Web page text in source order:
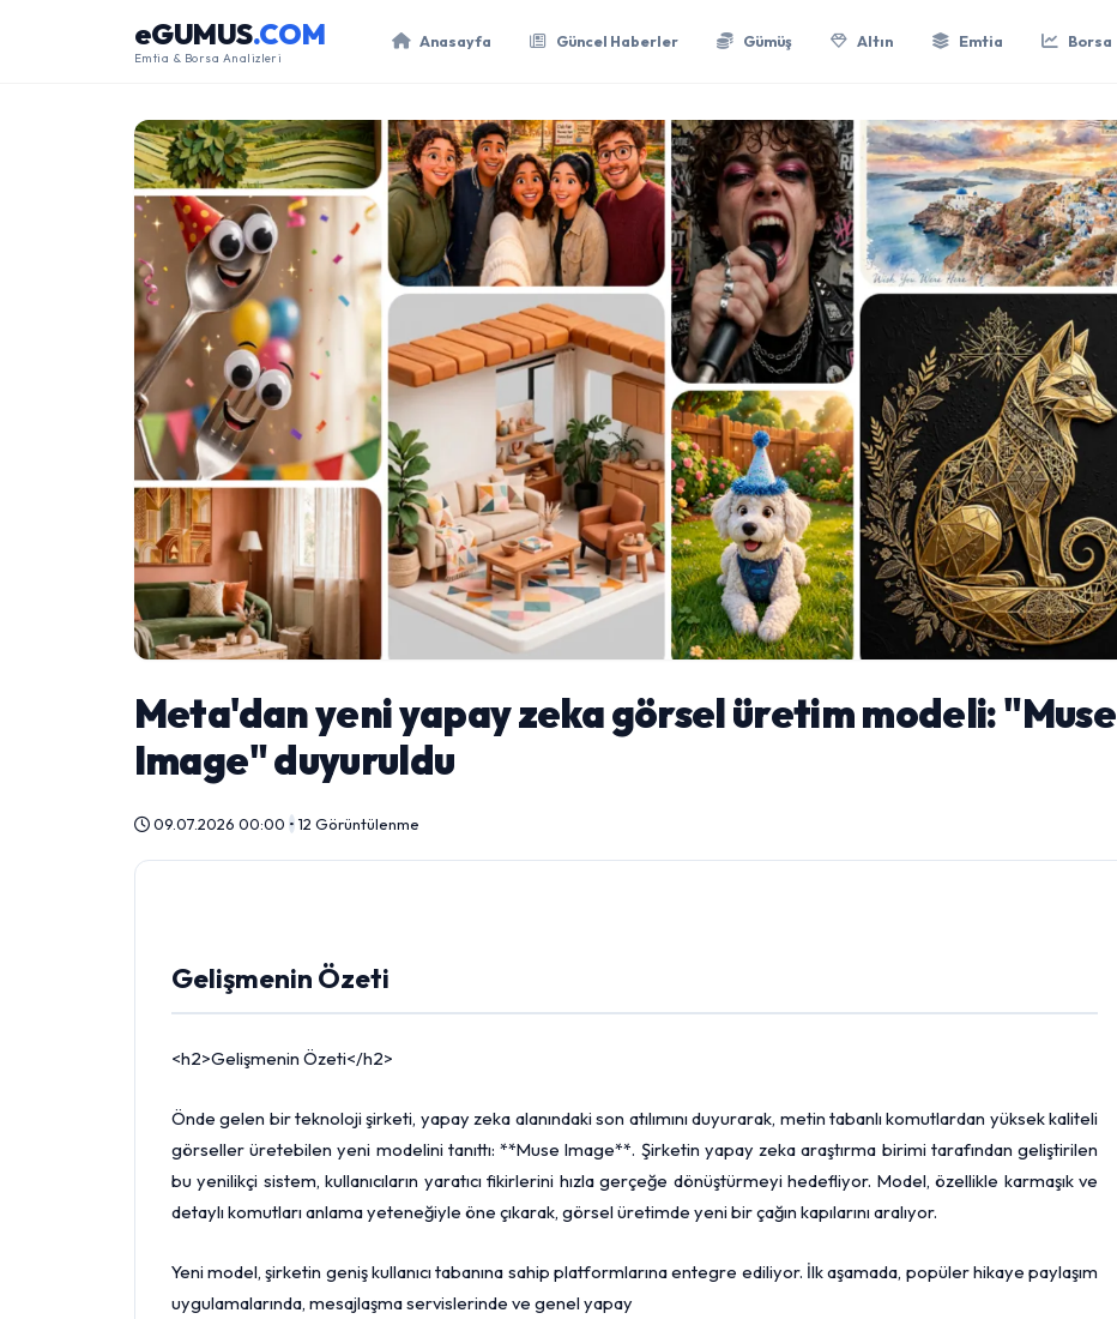
eGUMUS.COM
Emtia & Borsa Analizleri
Anasayfa Güncel Haberler Gümüş Altın Emtia Borsa
Meta'dan yeni yapay zeka görsel üretim modeli: "Muse
Image" duyuruldu
09.07.2026 00:00 • 12 Görüntülenme
Gelişmenin Özeti
<h2>Gelişmenin Özeti</h2>
Önde gelen bir teknoloji şirketi, yapay zeka alanındaki son atılımını duyurarak, metin tabanlı komutlardan yüksek kaliteli
görseller üretebilen yeni modelini tanıttı: **Muse Image**. Şirketin yapay zeka araştırma birimi tarafından geliştirilen
bu yenilikçi sistem, kullanıcıların yaratıcı fikirlerini hızla gerçeğe dönüştürmeyi hedefliyor. Model, özellikle karmaşık ve
detaylı komutları anlama yeteneğiyle öne çıkarak, görsel üretimde yeni bir çağın kapılarını aralıyor.
Yeni model, şirketin geniş kullanıcı tabanına sahip platformlarına entegre ediliyor. İlk aşamada, popüler hikaye paylaşım
uygulamalarında, mesajlaşma servislerinde ve genel yapay